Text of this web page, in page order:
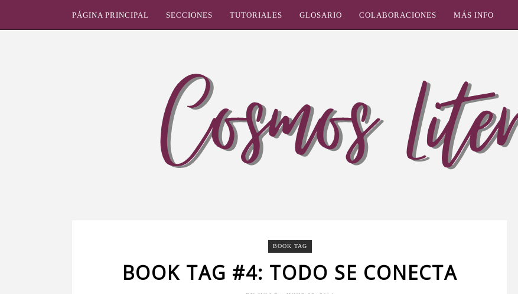
PÁGINA PRINCIPAL SECCIONES TUTORIALES GLOSARIO COLABORACIONES MÁS INFO
BOOK TAG
BOOK TAG #4: TODO SE CONECTA